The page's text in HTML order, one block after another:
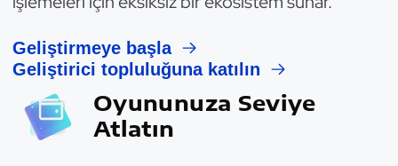
Geliştirmeye başla
Geliştirici topluluğuna katılın
Oyununuza Seviye
Atlatın